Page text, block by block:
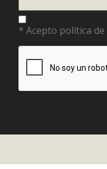
* Acepto política de